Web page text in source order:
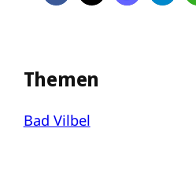
Themen
Bad Vilbel